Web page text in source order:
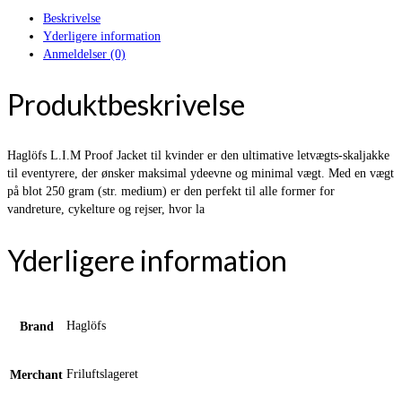
Beskrivelse
Yderligere information
Anmeldelser (0)
Produktbeskrivelse
Haglöfs L.I.M Proof Jacket til kvinder er den ultimative letvægts-skaljakke
til eventyrere, der ønsker maksimal ydeevne og minimal vægt. Med en vægt
på blot 250 gram (str. medium) er den perfekt til alle former for
vandreture, cykelture og rejser, hvor la
Yderligere information
Brand Haglöfs
Merchant Friluftslageret